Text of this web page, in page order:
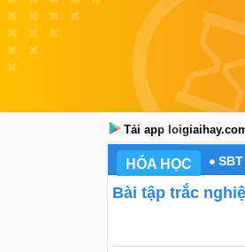
Tải app
HÓA HỌC
Bài tập trắc